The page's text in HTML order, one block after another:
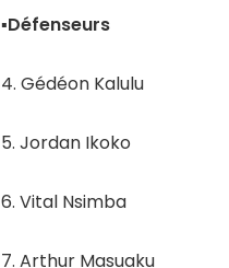
▪︎Défenseurs
4. Gédéon Kalulu
5. Jordan Ikoko
6. Vital Nsimba
7. Arthur Masuaku